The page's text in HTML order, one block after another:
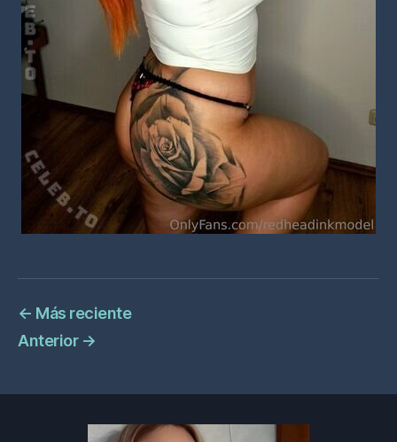
← Más reciente
Anterior →